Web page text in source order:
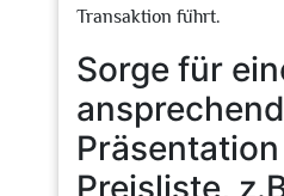
Transaktion führt.
Sorge für
Preisliste,